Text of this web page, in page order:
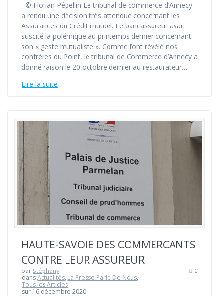
© Florian Pépellin Le tribunal de commerce d’Annecy
a rendu une décision très attendue concernant les
Assurances du Crédit mutuel. Le bancassureur avait
suscité la polémique au printemps dernier concernant
son « geste mutualiste ». Comme l’ont révélé nos
confrères du Point, le tribunal de Commerce d’Annecy a
donné raison le 20 octobre dernier au restaurateur…
Lire la suite
HAUTE-SAVOIE DES COMMERCANTS
CONTRE LEUR ASSUREUR
par Stéphany
dansActualités, La Presse Parle De Nous,
Tous les Articles
sur 16 décembre 2020
0